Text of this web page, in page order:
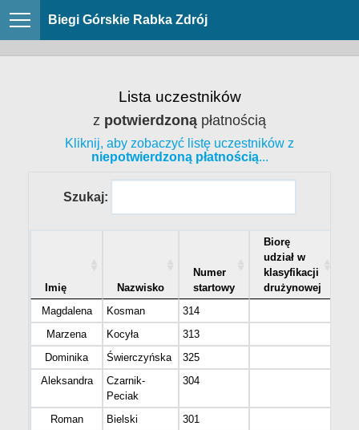
Biegi Górskie Rabka Zdrój
Lista uczestników
z potwierdzoną płatnością
Kliknij, aby zobaczyć listę uczestników z
niepotwierdzoną płatnością...
Szukaj:
Imię Nazwisko
Numer
startowy
Biorę
udział w
klasyfikacji
drużynowej
Magdalena
Kosman 314
Marzena
Kocyła 313
Dominika
Świerczyńska 325
Aleksandra
Czarnik-
Peciak
304
Roman Bielski 301